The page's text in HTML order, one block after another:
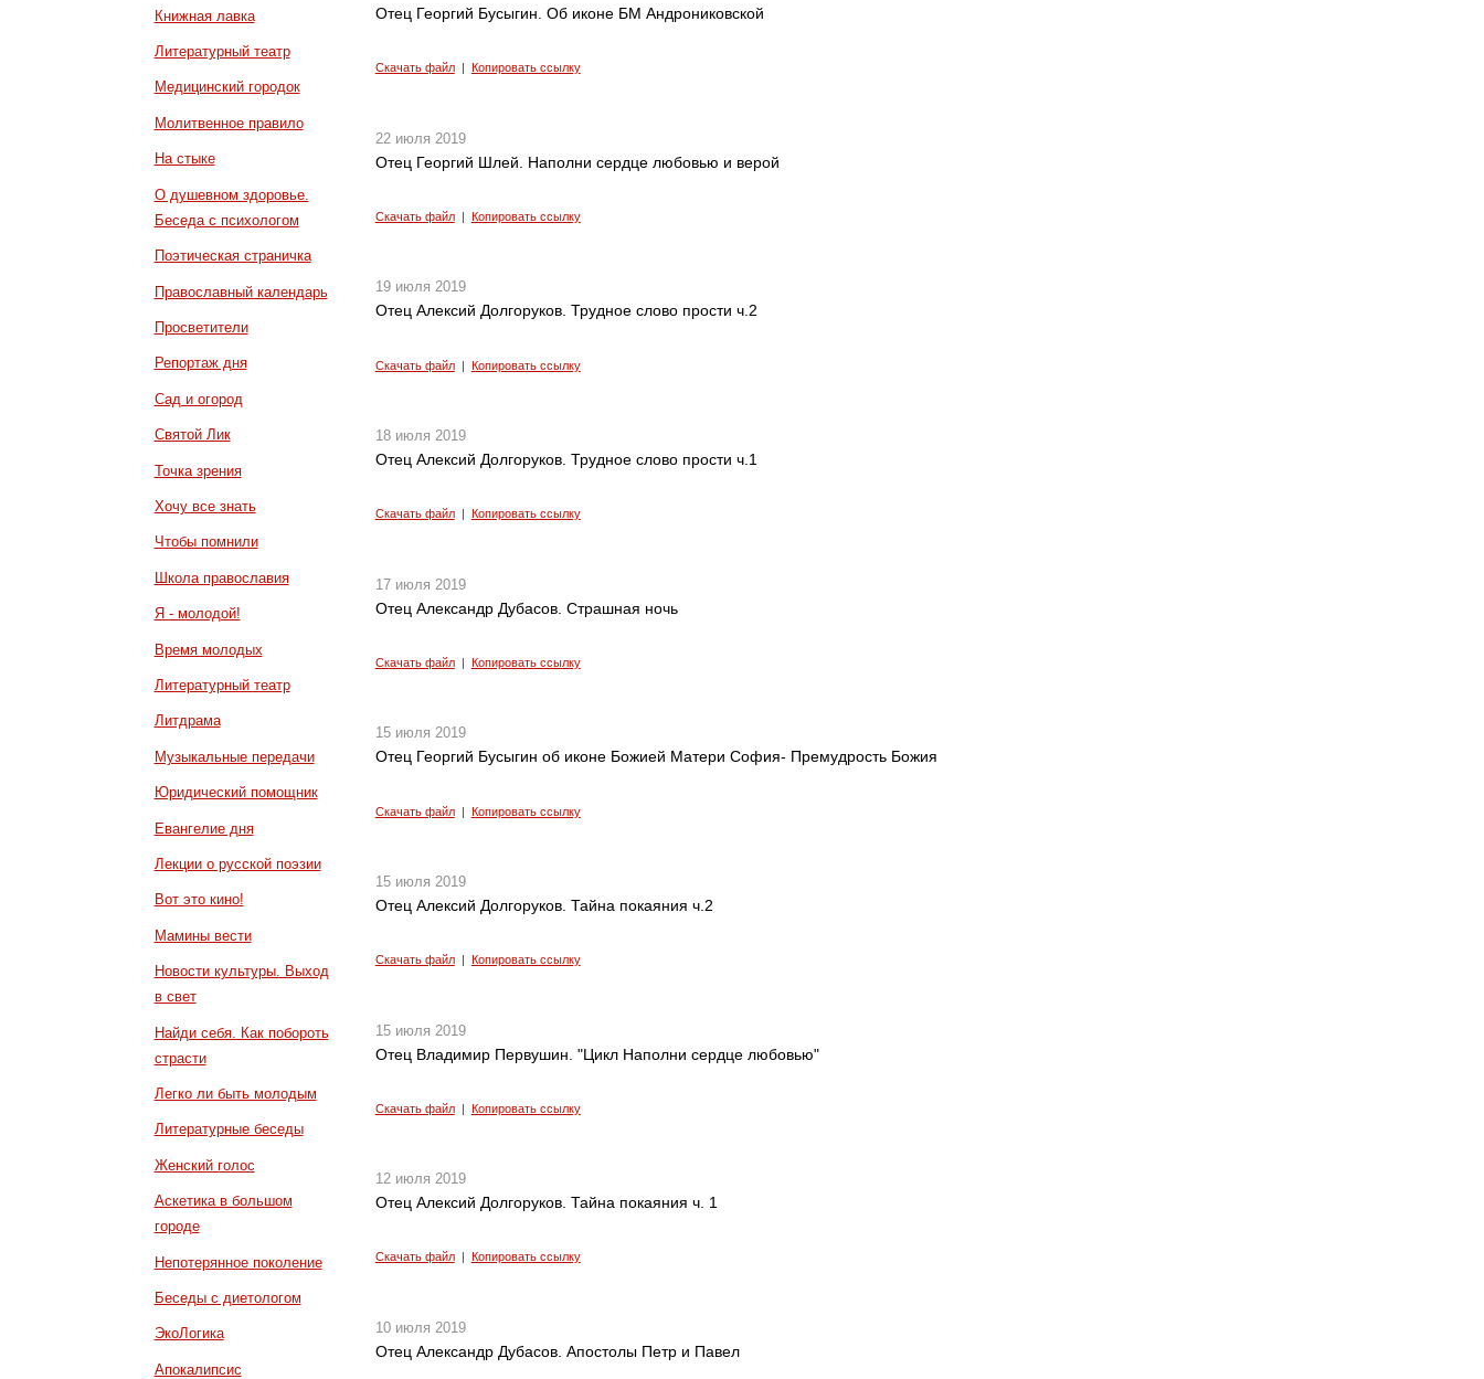
Книжная лавка
Литературный театр
Медицинский городок
Молитвенное правило
На стыке
О душевном здоровье.
Беседа с психологом
Поэтическая страничка
Православный календарь
Просветители
Репортаж дня
Сад и огород
Святой Лик
Точка зрения
Хочу все знать
Чтобы помнили
Школа православия
Я - молодой!
Время молодых
Литературный театр
Литдрама
Музыкальные передачи
Юридический помощник
Евангелие дня
Лекции о русской поэзии
Вот это кино!
Мамины вести
Новости культуры. Выход
в свет
Найди себя. Как побороть
страсти
Легко ли быть молодым
Литературные беседы
Женский голос
Аскетика в большом
городе
Непотерянное поколение
Беседы с диетологом
ЭкоЛогика
Апокалипсис
Отец Георгий Бусыгин. Об иконе БМ Андрониковской
Скачать файл| Копировать ссылку
22 июля 2019
Отец Георгий Шлей. Наполни сердце любовью и верой
Скачать файл| Копировать ссылку
19 июля 2019
Отец Алексий Долгоруков. Трудное слово прости ч.2
Скачать файл| Копировать ссылку
18 июля 2019
Отец Алексий Долгоруков. Трудное слово прости ч.1
Скачать файл| Копировать ссылку
17 июля 2019
Отец Александр Дубасов. Страшная ночь
Скачать файл| Копировать ссылку
15 июля 2019
Отец Георгий Бусыгин об иконе Божией Матери София- Премудрость Божия
Скачать файл| Копировать ссылку
15 июля 2019
Отец Алексий Долгоруков. Тайна покаяния ч.2
Скачать файл| Копировать ссылку
15 июля 2019
Отец Владимир Первушин. "Цикл Наполни сердце любовью"
Скачать файл| Копировать ссылку
12 июля 2019
Отец Алексий Долгоруков. Тайна покаяния ч. 1
Скачать файл| Копировать ссылку
10 июля 2019
Отец Александр Дубасов. Апостолы Петр и Павел